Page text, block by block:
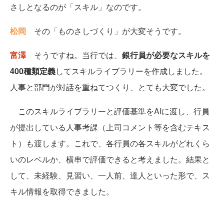
さしとなるのが「スキル」なのです。
松岡 その「ものさしづくり」が大変そうです。
富澤そうですね。当行では、 銀行員が必要なスキルを
400種類定義してスキルライブラリーを作成しました。
人事と部門が対話を重ねてつくり、とても大変でした。
このスキルライブラリーと評価基準をAIに渡し、行員
が提出している人事考課（上司コメント等を含むテキス
ト）も渡します。これで、各行員の各スキルがどれくら
いのレベルか、横串で評価できると考えました。結果と
して、未経験、見習い、一人前、達人といった形で、ス
キル情報を取得できました。